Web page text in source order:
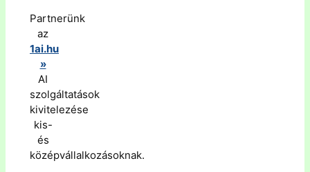
Partnerünk
az
1ai.hu
»
AI
szolgáltatások
kivitelezése
kis-
és
középvállalkozásoknak.